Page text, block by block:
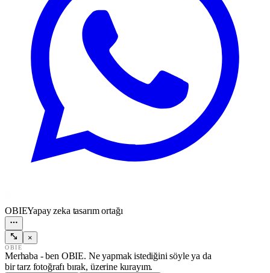
OBIEYapay zeka tasarım ortağı
×
OBIE
Merhaba - ben OBIE. Ne yapmak istediğini söyle ya da
bir tarz fotoğrafı bırak, üzerine kurayım.